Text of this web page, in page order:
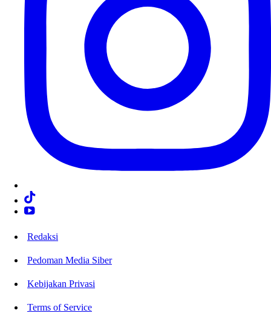
Redaksi
Pedoman Media Siber
Kebijakan Privasi
Terms of Service